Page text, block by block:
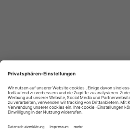
turismo,
Tourismus
Nachrichten,
новости
туризма,
travel